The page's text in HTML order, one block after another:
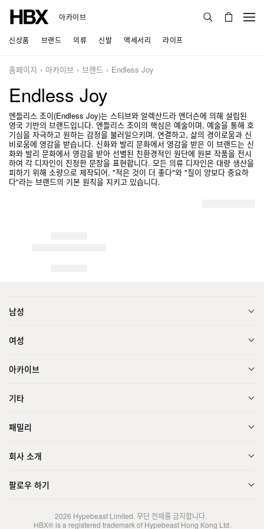
아카이브
신상품 브랜드 의류 신발 액세서리 라이프
홈페이지 아카이브 브랜드 Endless Joy
Endless Joy
엔들리스 조이(Endless Joy)는 스티브와 알렉산드라 앤더슨에 의해 설립된
영국 기반의 브랜드입니다. 엔들리스 조이의 핵심은 예술이며, 예술을 통해 호
기심을 자극하고 원하는 감정을 불러일으키며, 연결하고, 삶의 경이로움과 신
비로움에 영감을 받습니다. 신화와 발리 문화에서 영감을 받은 이 브랜드는 신
화와 발리 문화에서 영감을 받아 선별된 친환경적인 원단에 원본 작품을 전시
하여 각 디자인이 진정한 문장을 표현합니다. 모든 의류 디자인은 대량 생산을
피하기 위해 소량으로 제작되어, "적은 것이 더 좋다"와 "질이 양보다 중요하
다"라는 브랜드의 기본 원칙을 지키고 있습니다.
남성
여성
아카이브
기타
패밀리
회사 소개
팔로우 하기
2026 Hypebeast Limited. 무단 전재를 금지합니다.
HBX® is a registered trademark of Hypebeast Hong Kong Ltd.